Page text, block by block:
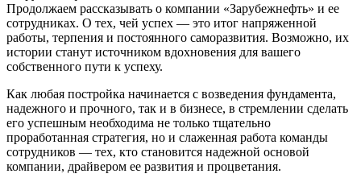
Продолжаем рассказывать о компании «Зарубежнефть» и ее
сотрудниках. О тех, чей успех — это итог напряженной
работы, терпения и постоянного саморазвития. Возможно, их
истории станут источником вдохновения для вашего
собственного пути к успеху.
Как любая постройка начинается с возведения фундамента,
надежного и прочного, так и в бизнесе, в стремлении сделать
его успешным необходима не только тщательно
проработанная стратегия, но и слаженная работа команды
сотрудников — тех, кто становится надежной основой
компании, драйвером ее развития и процветания.